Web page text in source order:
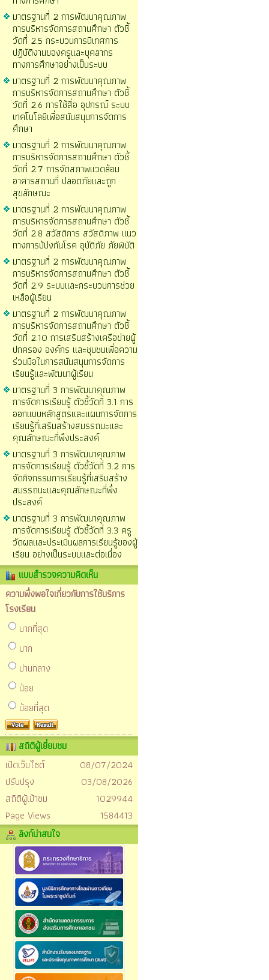
มาตรฐานที่ 2 การพัฒนาคุณภาพ
การบริหารจัดการสถานศึกษา ตัวชี้
วัดที่ 2.5 กระบวนการนิเทศการ
ปฏิบัติงานของครูและบุคลากร
ทางการศึกษาอย่างเป็นระบบ
มาตรฐานที่ 2 การพัฒนาคุณภาพ
การบริหารจัดการสถานศึกษา ตัวชี้
วัดที่ 2.6 การใช้สื่อ อุปกรณ์ ระบบ
เทคโนโลยีเพื่อสนันสนุนการจัดการ
ศึกษา
มาตรฐานที่ 2 การพัฒนาคุณภาพ
การบริหารจัดการสถานศึกษา ตัวชี้
วัดที่ 2.7 การจัดสภาพแวดล้อม
อาคารสถานที่ ปลอดภัยและถูก
สุขลักษณะ
มาตรฐานที่ 2 การพัฒนาคุณภาพ
การบริหารจัดการสถานศึกษา ตัวชี้
วัดที่ 2.8 สวัสดิการ สวัสดิภาพ แนว
ทางการป้ปงกันโรค อุบัติภัย ภัยพิบัติ
มาตรฐานที่ 2 การพัฒนาคุณภาพ
การบริหารจัดการสถานศึกษา ตัวชี้
วัดที่ 2.9 ระบบและกระบวบการช่วย
เหลือผู้เรียน
มาตรฐานที่ 2 การพัฒนาคุณภาพ
การบริหารจัดการสถานศึกษา ตัวชี้
วัดที่ 2.10 การเสริมสร้างเครือข่ายผู้
ปกครอง องค์กร และชุมชนเพื่อความ
ร่วมมือในการสนันสนุนการจัดการ
เรียนรู้และพัฒนาผู้เรียน
มาตรฐานที่ 3 การพัฒนาคุณภาพ
การจัดการเรียนรู้ ตัวชี้วัดที่ 3.1 การ
ออกแบบหลักสูตรและแผนการจัดการ
เรียนรู้ที่เสริมสร้างสมรรถนะและ
คุณลักษณะที่พึงประสงค์
มาตรฐานที่ 3 การพัฒนาคุณภาพ
การจัดการเรียนรู้ ตัวชี้วัดที่ 3.2 การ
จัดกิจกรรมการเรียนรู้ที่เสริมสร้าง
สมรรถนะและคุณลักษณะที่พึ่ง
ประสงค์
มาตรฐานที่ 3 การพัฒนาคุณภาพ
การจัดการเรียนรู้ ตัวชี้วัดที่ 3.3 ครู
วัดผลและประเมินผลการเรียนรู้ของผู้
เรียน อย่างเป็นระบบและต่อเนื่อง
แบบสำรวจความคิดเห็น
ความพึ่งพอใจเกี่ยวกับการใช้บริการ
โรงเรียน
มากที่สุด
มาก
ปานกลาง
น้อย
น้อยที่สุด
สถิติผู้เยี่ยมชม
เปิดเว็บไซต์
08/07/2024
ปรับปรุง
03/08/2026
สถิติผู้เข้าชม
1029944
Page Views
1584413
ลิงก์น่าสนใจ